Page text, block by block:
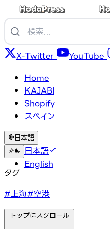
X-Twitter YouTube
Home
KAJABI
Shopify
スペイン
日本語
日本語
English
タグ
#上海#空港
トップにスクロール